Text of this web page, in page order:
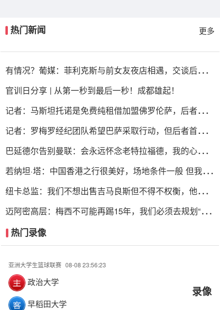
热门新闻 更多
有情况？葡媒：菲利克斯与前女友夜店相遇，交谈后社媒
官训日分享 | 从第一秒到最后一秒！成都雄起！
记者：马斯坦托诺是免费纯租借加盟佛罗伦萨，后者承担
记者：罗梅罗经纪团队希望巴萨采取行动，但后者首选引
巴延德尔告别曼联：会永远怀念老特拉福德，我的心与你
若纳坦·塔：中国香港之行很美好，场地条件一般 但我们
纽卡总监：我们不想出售吉马良斯但不得不权衡，他明确
迈阿密高层：梅西不可能再踢15年，我们必须去规划“后
热门录像
亚洲大学生篮球联赛 08-08 23:56:23
政治大学
早稻田大学
录像